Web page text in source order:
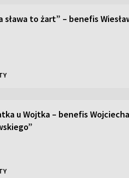
sława to żart” – benefis
u Wojtka – benefis Wojciecha